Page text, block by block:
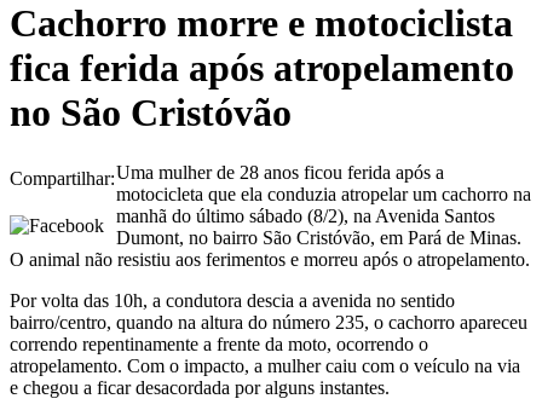
Cachorro morre e motociclista
fica ferida após atropelamento
no São Cristóvão
Compartilhar:Uma mulher de 28 anos ficou ferida após a
motocicleta que ela conduzia atropelar um cachorro na
manhã do último sábado (8/2), na Avenida Santos
Dumont, no bairro São Cristóvão, em Pará de Minas.
O animal não resistiu aos ferimentos e morreu após o atropelamento.
Por volta das 10h, a condutora descia a avenida no sentido
bairro/centro, quando na altura do número 235, o cachorro apareceu
correndo repentinamente a frente da moto, ocorrendo o
atropelamento. Com o impacto, a mulher caiu com o veículo na via
e chegou a ficar desacordada por alguns instantes.